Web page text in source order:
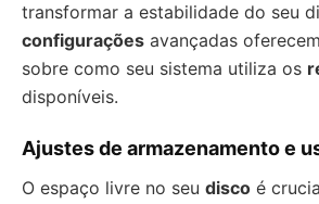
transformar a estabilidade do seu
configurações avançadas
sobre como seu sistema utiliza os
disponíveis.
Ajustes de armazenamento e
O espaço livre no seu disco é